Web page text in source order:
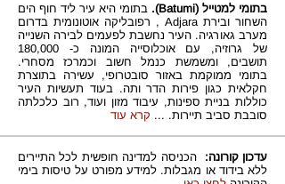
בתומי למטייל (Batumi).
בתומי היא עיר ליד חוף הים
השחור ובירת Adjara , רפובליקה אוטונומית בדרום
מערב גאורגיה. העיר נחשבת לפעמים לבירה השנייה
של גרוזיה, עם אוכלוסייה המונה כ- 180,000
תושבים, ומשמשת כנמל חשוב וכמרכז מסחרי.
בתומי ממוקמת באזור סובטרופי, עשירה בתוצרת
חקלאית כגון פירות הדר ותה. בעוד תעשיות העיר
כוללות בניית ספינות, עיבוד מזון ועוד, רוב כלכלתה
סובבת סביב תיירות. ... קרא עוד
עדכון קורונה: הכניסה למדינה חופשית לכל התיירים
ללא בידוד או מגבלות. למידע מפורט על טיסות בימי